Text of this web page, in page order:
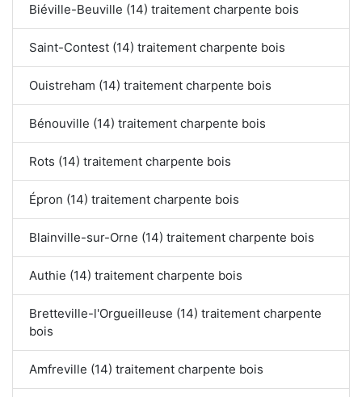
Biéville-Beuville (14) traitement charpente bois
Saint-Contest (14) traitement charpente bois
Ouistreham (14) traitement charpente bois
Bénouville (14) traitement charpente bois
Rots (14) traitement charpente bois
Épron (14) traitement charpente bois
Blainville-sur-Orne (14) traitement charpente bois
Authie (14) traitement charpente bois
Bretteville-l'Orgueilleuse (14) traitement charpente
bois
Amfreville (14) traitement charpente bois